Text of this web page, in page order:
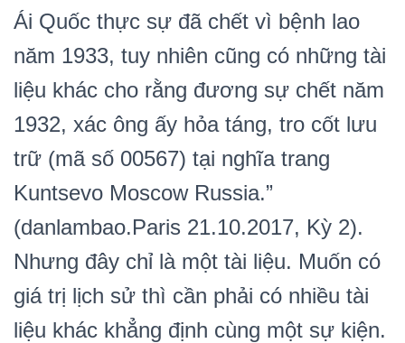
Ái Quốc thực sự đã chết vì bệnh lao
năm 1933, tuy nhiên cũng có những tài
liệu khác cho rằng đương sự chết năm
1932, xác ông ấy hỏa táng, tro cốt lưu
trữ (mã số 00567) tại nghĩa trang
Kuntsevo Moscow Russia.”
(danlambao.Paris 21.10.2017, Kỳ 2).
Nhưng đây chỉ là một tài liệu. Muốn có
giá trị lịch sử thì cần phải có nhiều tài
liệu khác khẳng định cùng một sự kiện.